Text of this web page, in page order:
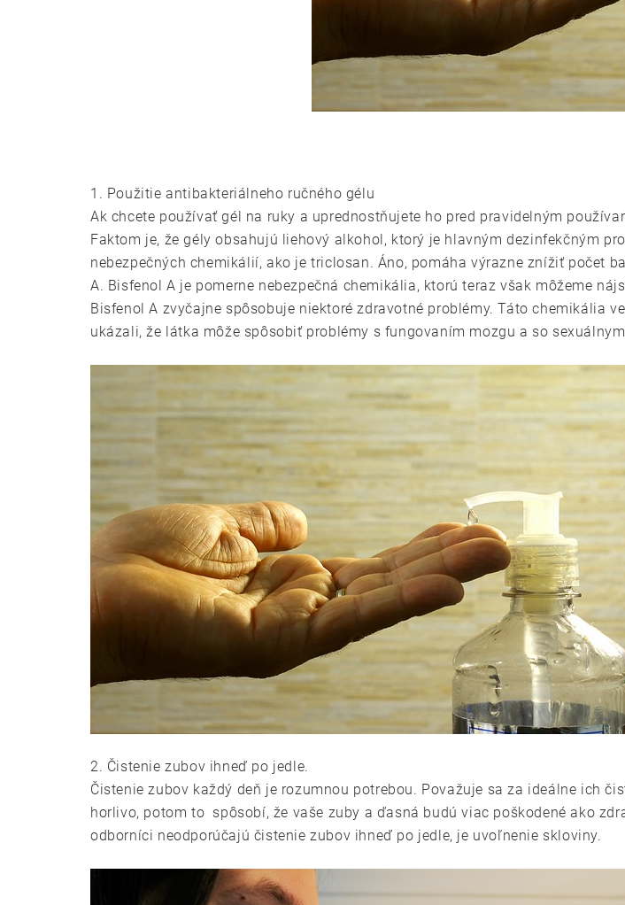
1. Použitie antibakteriálneho ručného gélu
Ak chcete používať gél na ruky a uprednostňujete ho pred pravidelným
Faktom je, že gély obsahujú liehový alkohol, ktorý je hlavným dezinfekčným
nebezpečných chemikálií, ako je triclosan. Áno, pomáha výrazne znížiť počet
A. Bisfenol A je pomerne nebezpečná chemikália, ktorú teraz však môžeme
Bisfenol A zvyčajne spôsobuje niektoré zdravotné problémy. Táto chemikália
ukázali, že látka môže spôsobiť problémy s fungovaním mozgu a so
2. Čistenie zubov ihneď po jedle.
Čistenie zubov každý deň je rozumnou potrebou. Považuje sa za ideálne ich
horlivo, potom to spôsobí, že vaše zuby a ďasná budú viac poškodené ako
odborníci neodporúčajú čistenie zubov ihneď po jedle, je uvoľnenie skloviny.